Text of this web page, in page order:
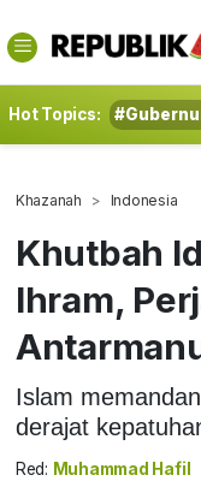
Hot Topics:
Khazanah Indonesia
Khutbah
Ihram,
Islam
derajat
Red: Muhammad Hafil